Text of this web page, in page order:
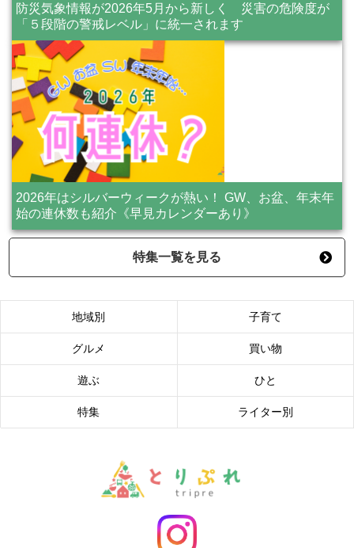
防災気象情報が2026年5月から新しく 災害の危険度が
「５段階の警戒レベル」に統一されます
2026年はシルバーウィークが熱い！ GW、お盆、年末年
始の連休数も紹介《早見カレンダーあり》
特集一覧を見る
地域別 子育て
グルメ 買い物
遊ぶ ひと
特集 ライター別